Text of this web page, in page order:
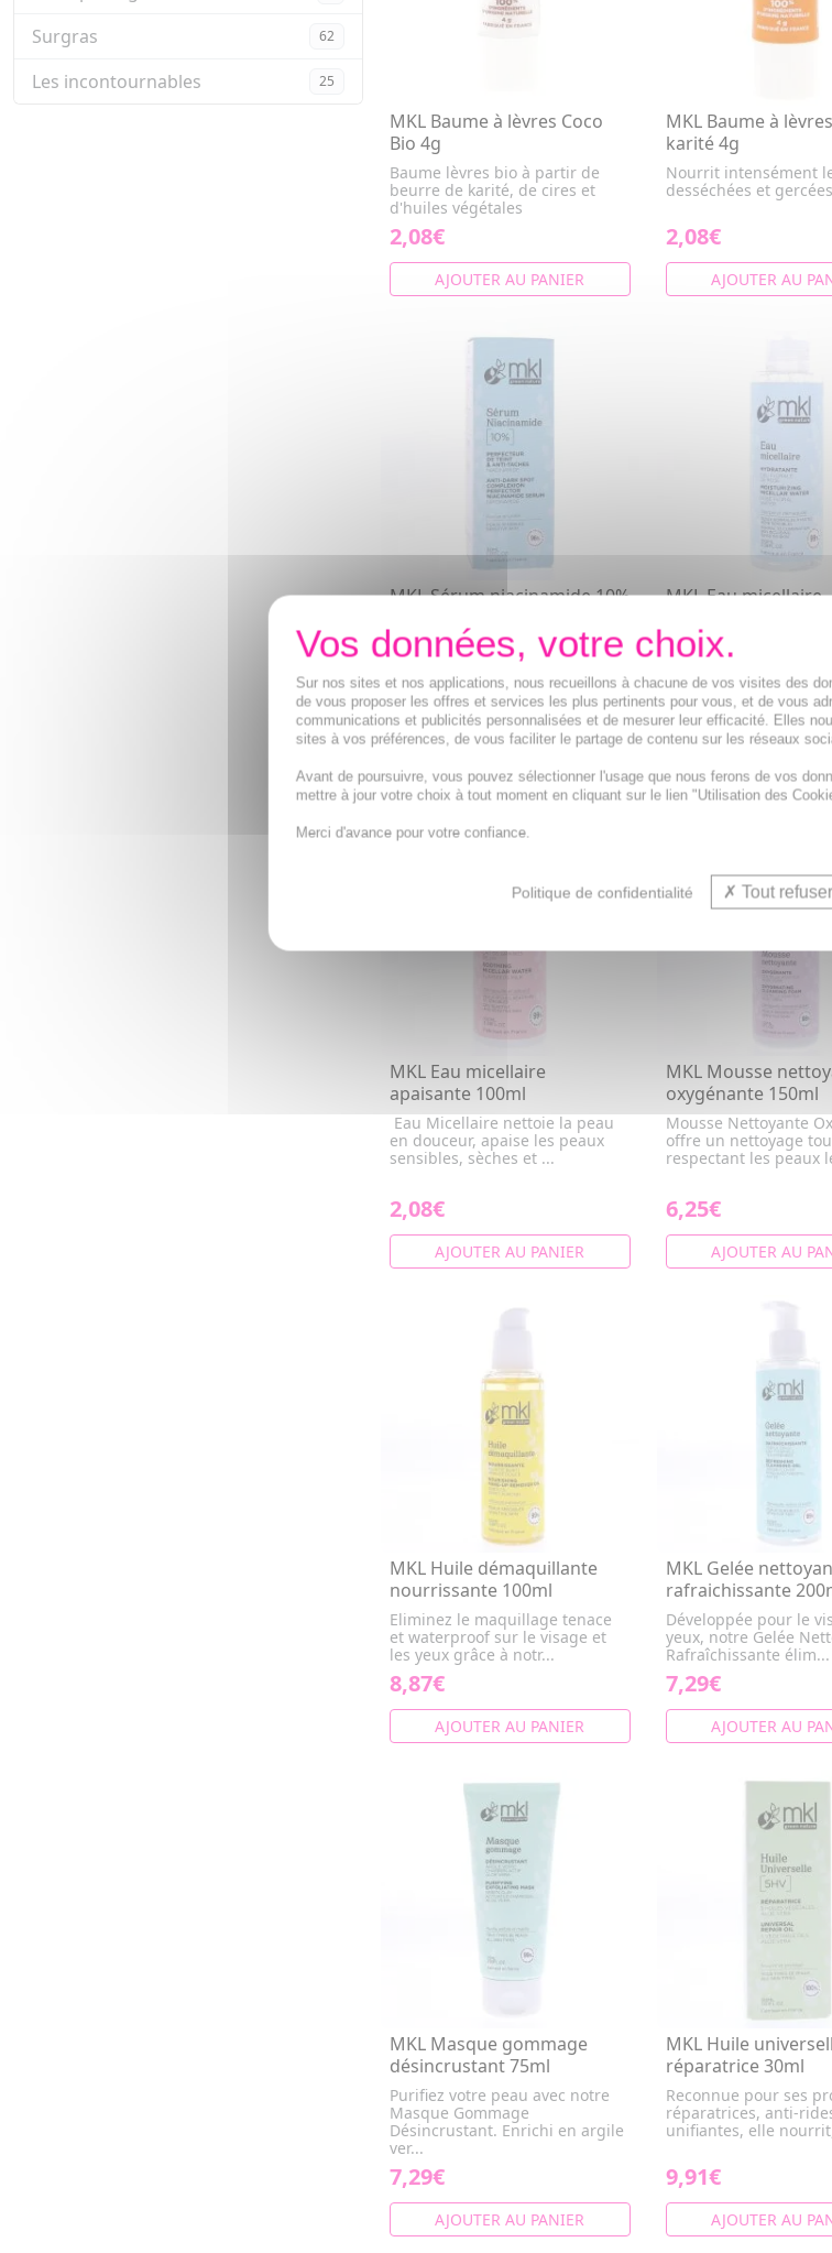
Surgras 62
Les incontournables 25
MKL Baume à lèvres Coco
Bio 4g
Baume lèvres bio à partir de
beurre de karité, de cires et
d'huiles végétales
2,08€
AJOUTER AU PANIER
MKL Baume à
karité 4g
Nourrit intensément
desséchées et gercées
2,08€
AJOUTER AU
MKL Sérum niacinamide 10%
Véritable allié d'une peau zéro
défaut, il affine le grain de
peau, resserre les p...
10,42€
AJOUTER AU PANIER
MKL Eau micellaire
Notre Eau Micellaire
peau et apporte une
2,08€
MKL Eau micellaire
apaisante 100ml
Eau Micellaire nettoie la peau
en douceur, apaise les peaux
sensibles, sèches et ...
2,08€
AJOUTER AU PANIER
MKL Mousse
oxygénante 150ml
Mousse Nettoyante
offre un nettoyage
respectant les peaux
6,25€
AJOUTER AU
MKL Huile démaquillante
nourrissante 100ml
Eliminez le maquillage tenace
et waterproof sur le visage et
les yeux grâce à notr...
8,87€
AJOUTER AU PANIER
MKL Gelée
rafraichissante
Développée pour le
yeux, notre Gelée
Rafraîchissante élim...
7,29€
AJOUTER AU
MKL Masque gommage
désincrustant 75ml
Purifiez votre peau avec notre
Masque Gommage
Désincrustant. Enrichi en argile
ver...
7,29€
AJOUTER AU PANIER
MKL Huile
réparatrice 30ml
Reconnue pour ses
réparatrices, anti-
unifiantes, elle
9,91€
AJOUTER AU
Sur nos sites et nos applications, nous recueillons à chacune de vos visites des
de vous proposer les offres et services les plus pertinents pour vous, et de vous
communications et publicités personnalisées et de mesurer leur efficacité. Elles
sites à vos préférences, de vous faciliter le partage de contenu sur les réseaux
Avant de poursuivre, vous pouvez sélectionner l'usage que nous ferons de vos
mettre à jour votre choix à tout moment en cliquant sur le lien "Utilisation des
Merci d'avance pour votre confiance.
Politique de confidentialité Tout refuser